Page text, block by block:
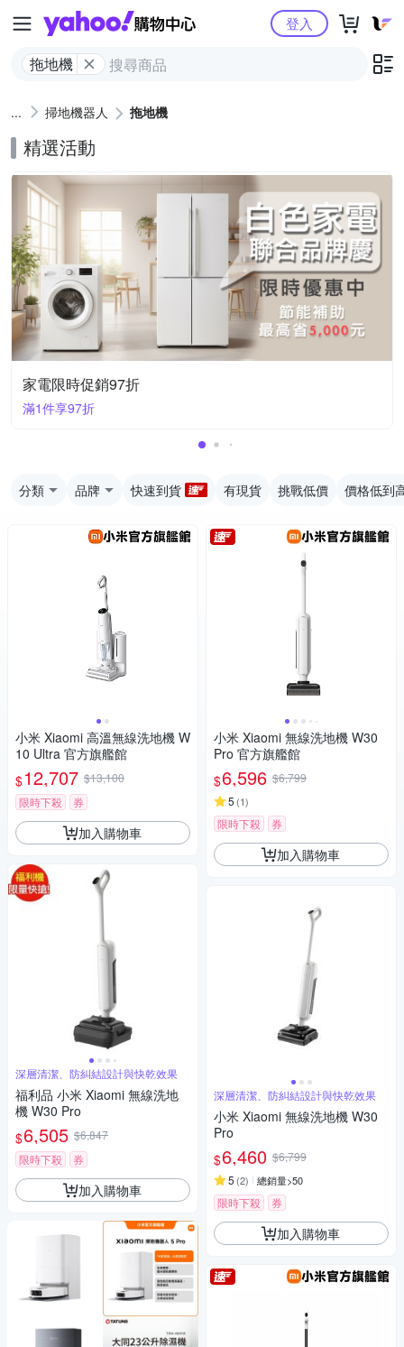
Yahoo購物中心
拖地機
登入
掃地機器人 拖地機
精選活動
家電限時促銷97折
滿1件享97折
分類 品牌 快速到貨 有現貨 挑戰低價 價格低到
小米 Xiaomi 高溫無線洗地機 W
10 Ultra 官方旗艦館
$12,707 $13,100
限時下殺
券
加入購物車
深層清潔、防糾結設計與快乾效果
福利品 小米 Xiaomi 無線洗地
機 W30 Pro
$6,505 $6,847
限時下殺
券
加入購物車
小米 Xiaomi 無線洗地機 W30
Pro 官方旗艦館
$6,596 $6,799
5 (1)
限時下殺 券
加入購物車
深層清潔、防糾結設計與快乾效果
小米 Xiaomi 無線洗地機 W30
Pro
$6,460 $6,799
5 (2) 總銷量>50
限時下殺 券
加入購物車